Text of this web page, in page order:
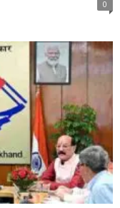
0